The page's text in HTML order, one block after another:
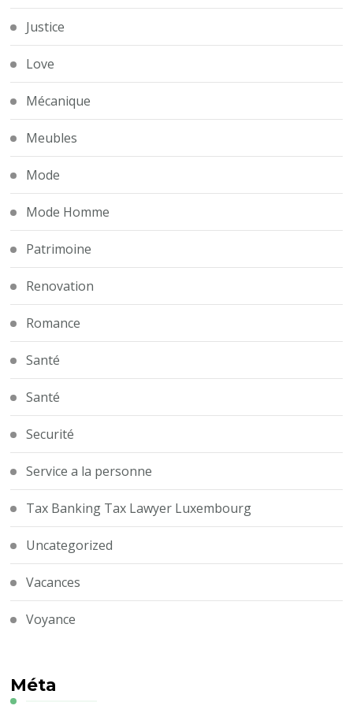
Justice
Love
Mécanique
Meubles
Mode
Mode Homme
Patrimoine
Renovation
Romance
Santé
Santé
Securité
Service a la personne
Tax Banking Tax Lawyer Luxembourg
Uncategorized
Vacances
Voyance
Méta